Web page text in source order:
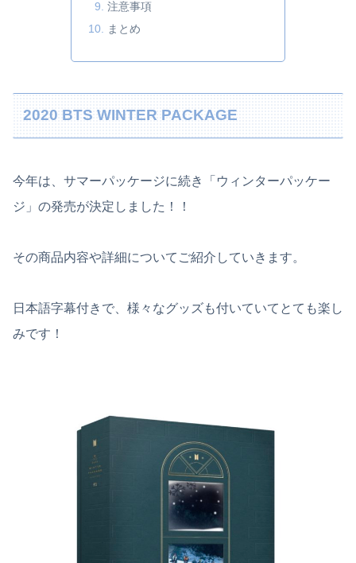
注意事項
まとめ
2020 BTS WINTER PACKAGE
今年は、サマーパッケージに続き「ウィンターパッケー
ジ」の発売が決定しました！！
その商品内容や詳細についてご紹介していきます。
日本語字幕付きで、様々なグッズも付いていてとても楽し
みです！